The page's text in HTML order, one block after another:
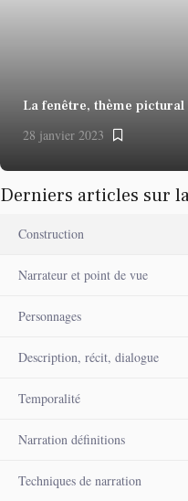
La fenêtre, thème
28 janvier 2023
Derniers articles sur
Construction
Narrateur et point de vue
Personnages
Description, récit, dialogue
Temporalité
Narration définitions
Techniques de narration